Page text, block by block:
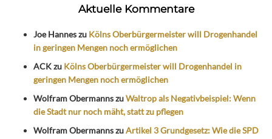
Aktuelle Kommentare
Joe Hanneszu Kölns Oberbürgermeister will Drogenhandel
in geringen Mengen noch ermöglichen
ACKzu Kölns Oberbürgermeister will Drogenhandel in
geringen Mengen noch ermöglichen
Wolfram ObermannszuWaltrop als Negativbeispiel: Wenn
die Stadt nur noch mäht, statt zu pflegen
Wolfram ObermannszuArtikel 3 Grundgesetz: Wie die SPD